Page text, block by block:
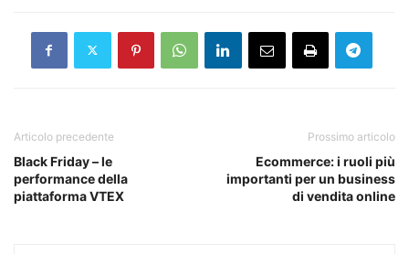
Articolo precedente
Black Friday – le
performance della
piattaforma VTEX
Prossimo articolo
Ecommerce: i ruoli più
importanti per un business
di vendita online